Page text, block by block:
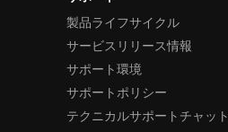
製品ライフサイクル
サービスリリース情報
サポート環境
サポートポリシー
テクニカルサポートチャット